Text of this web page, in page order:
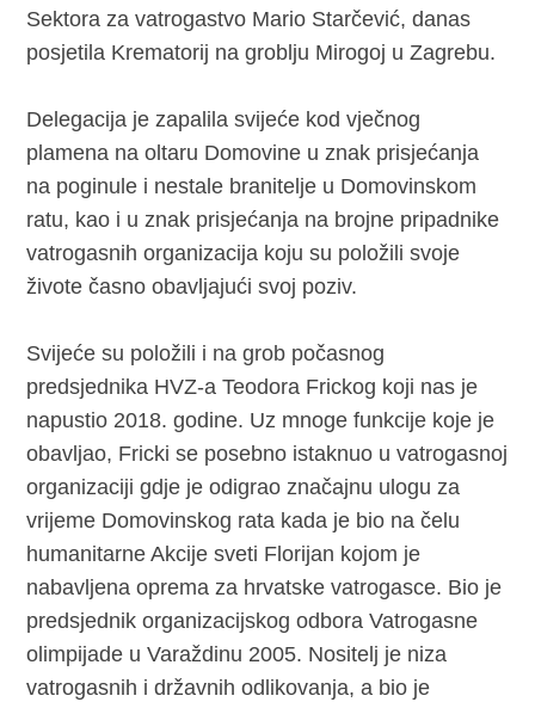
Sektora za vatrogastvo Mario Starčević, danas
posjetila Krematorij na groblju Mirogoj u Zagrebu.
Delegacija je zapalila svijeće kod vječnog
plamena na oltaru Domovine u znak prisjećanja
na poginule i nestale branitelje u Domovinskom
ratu, kao i u znak prisjećanja na brojne pripadnike
vatrogasnih organizacija koju su položili svoje
živote časno obavljajući svoj poziv.
Svijeće su položili i na grob počasnog
predsjednika HVZ-a Teodora Frickog koji nas je
napustio 2018. godine. Uz mnoge funkcije koje je
obavljao, Fricki se posebno istaknuo u vatrogasnoj
organizaciji gdje je odigrao značajnu ulogu za
vrijeme Domovinskog rata kada je bio na čelu
humanitarne Akcije sveti Florijan kojom je
nabavljena oprema za hrvatske vatrogasce. Bio je
predsjednik organizacijskog odbora Vatrogasne
olimpijade u Varaždinu 2005. Nositelj je niza
vatrogasnih i državnih odlikovanja, a bio je